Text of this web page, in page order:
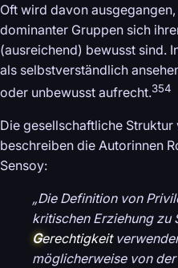
Oft wird davon
dominanter Gruppen sich
(ausreichend) bewusst sind.
als selbstverständlich
oder unbewusst aufrecht.354
Die gesellschaftliche
beschreiben die Autorinnen
Sensoy:
„Die Definition von
kritischen Erziehung zu
Gerechtigkeit
möglicherweise von